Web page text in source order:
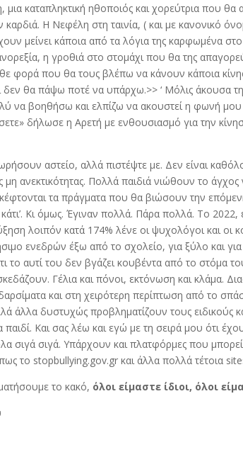
μια καταπληκτική ηθοποιός και χορεύτρια που θα
Η Νεφέλη στη ταινία, ( και με κανονικό
μείνει κάποια από τα λόγια της καρφωμένα
η γροθιά στο στομάχι που θα της
φορά που θα τους βλέπω να κάνουν κάποια
δεν θα πάψω ποτέ να υπάρχω.>> ‘ Μόλις άκουσα
να βοηθήσω και ελπίζω να ακουστεί η φωνή μου
δήλωσε η Αρετή με ενθουσιασμό για την
αστείο, αλλά πιστέψτε με. Δεν είναι
ανεκτικότητας. Πολλά παιδιά νιώθουν το
τα πράγματα που θα βιώσουν την
Κι όμως. Έγιναν πολλά. Πάρα πολλά. Το
λοιπόν κατά 174% λένε οι ψυχολόγοι και οι
ενεδρών έξω από το σχολείο, για ξύλο και
το αυτί του δεν βγάζει κουβέντα από το στόμα
Γέλια και πόνοι, εκτόνωση και κλάμα.
και στη χειρότερη περίπτωση από το
άλλα δυστυχώς προβληματίζουν τους ειδικούς
παιδί. Και σας λέω και εγώ με τη σειρά μου ότι
σιγά σιγά. Υπάρχουν και πλατφόρμες που μπορεί
το stopbullying.gov.gr και άλλα πολλά τέτοια
το κακό, όλοι είμαστε ίδιοι, όλοι